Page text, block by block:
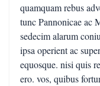
quamquam rebus
tunc Pannonicae ac
sedecim alarum
ipsa operient ac
equosque. nisi quis
ero. vos, quibus